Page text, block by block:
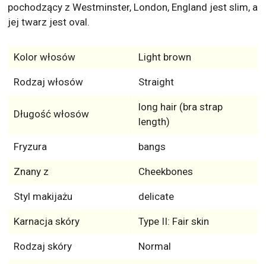
pochodzący z Westminster, London, England jest slim, a
jej twarz jest oval.
Kolor włosów Light brown
Rodzaj włosów Straight
Długość włosów
long hair (bra strap
length)
Fryzura bangs
Znany z Cheekbones
Styl makijażu delicate
Karnacja skóry Type II: Fair skin
Rodzaj skóry Normal